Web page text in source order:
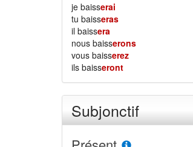
je baisserai
tu baisseras
il baissera
nous baisserons
vous baisserez
ils baisseront
Subjonctif